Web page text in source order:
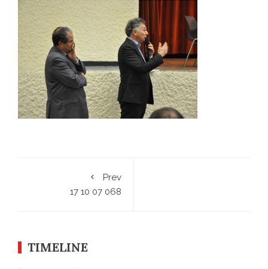
Prev
17 10 07 068
TIMELINE